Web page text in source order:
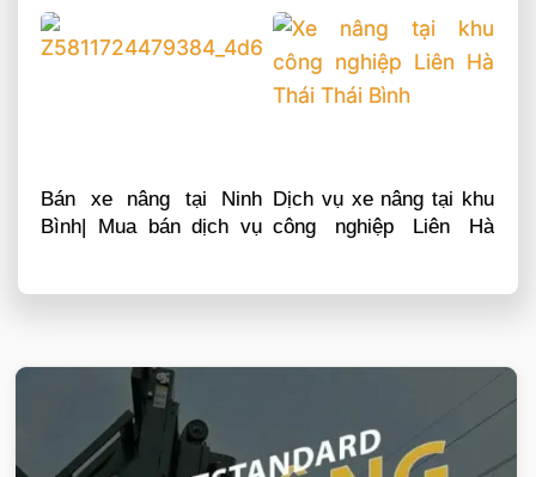
VIETSTANDARD VIỆT NAM
Xe-nang
Bán xe nâng tại Ninh
Bình| Mua bán dịch vụ
Dịch vụ xe nâng tại khu
công nghiệp Liên Hà